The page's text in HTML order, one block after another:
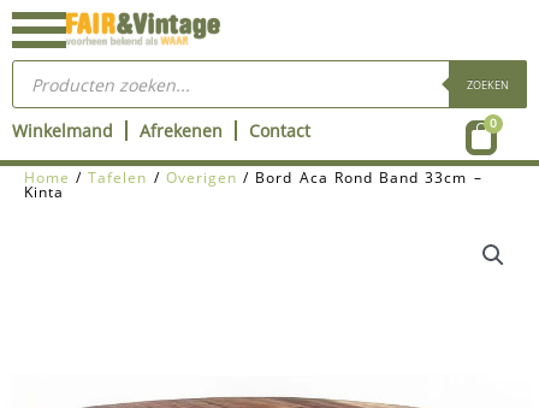
Ga
naar
inhoud
Producten
zoeken ZOEKEN
Winkelmand Afrekenen Contact 0
Home /Tafelen / Overigen / Bord Aca Rond Band 33cm –
Kinta